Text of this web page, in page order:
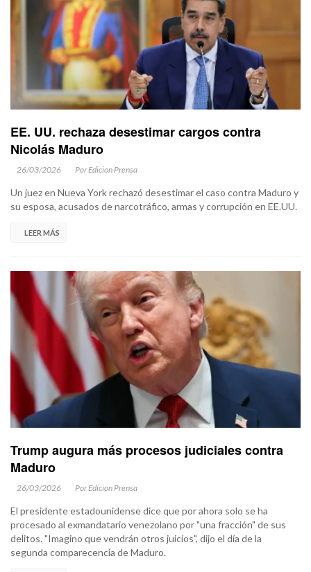
EE. UU. rechaza desestimar cargos contra
Nicolás Maduro
26/03/2026 Por Edicion Prensa
Un juez en Nueva York rechazó desestimar el caso contra Maduro y
su esposa, acusados de narcotráfico, armas y corrupción en EE.UU.
LEER MÁS
Trump augura más procesos judiciales contra
Maduro
26/03/2026 Por Edicion Prensa
El presidente estadounidense dice que por ahora solo se ha
procesado al exmandatario venezolano por "una fracción" de sus
delitos. "Imagino que vendrán otros juicios", dijo el día de la
segunda comparecencia de Maduro.